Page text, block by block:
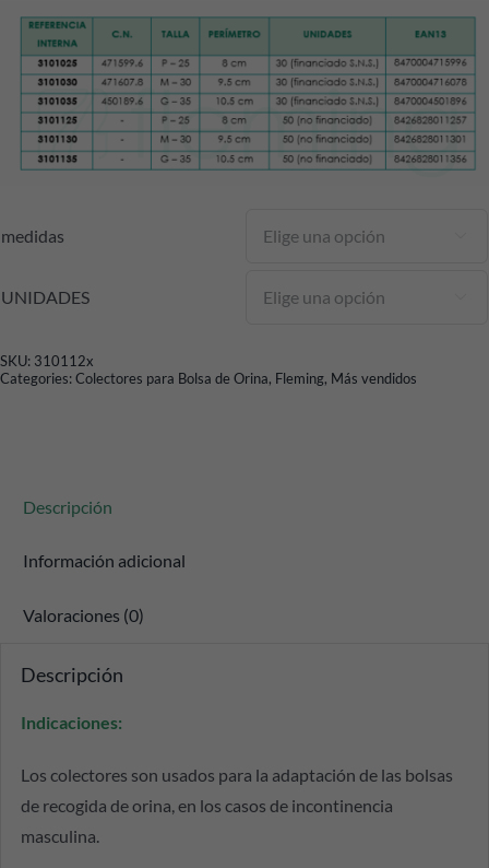
medidas
UNIDADES
SKU: 310112x
Categories:Colectores para Bolsa de Orina, Fleming, Más vendidos
Descripción
Información adicional
Valoraciones (0)
Descripción
Indicaciones:
Los colectores son usados para la adaptación de las bolsas
de recogida de orina, en los casos de incontinencia
masculina.